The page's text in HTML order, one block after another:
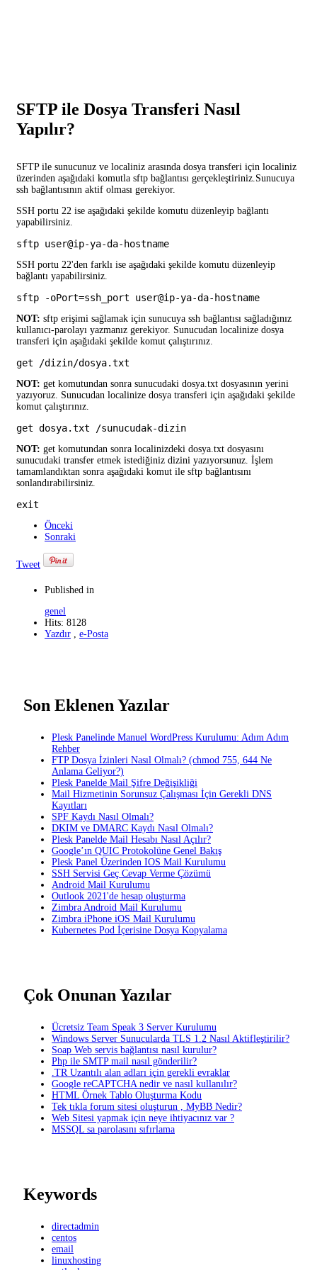
SFTP ile Dosya Transferi Nasıl
Yapılır?
SFTP ile sunucunuz ve localiniz arasında dosya transferi için localiniz
üzerinden aşağıdaki komutla sftp bağlantısı gerçekleştiriniz.Sunucuya
ssh bağlantısının aktif olması gerekiyor.
SSH portu 22 ise aşağıdaki şekilde komutu düzenleyip bağlantı
yapabilirsiniz.
sftp user@ip-ya-da-hostname
SSH portu 22'den farklı ise aşağıdaki şekilde komutu düzenleyip
bağlantı yapabilirsiniz.
sftp -oPort=ssh_port user@ip-ya-da-hostname
NOT: sftp erişimi sağlamak için sunucuya ssh bağlantısı sağladığınız
kullanıcı-parolayı yazmanız gerekiyor. Sunucudan localinize dosya
transferi için aşağıdaki şekilde komut çalıştırınız.
get /dizin/dosya.txt
NOT: get komutundan sonra sunucudaki dosya.txt dosyasının yerini
yazıyoruz. Sunucudan localinize dosya transferi için aşağıdaki şekilde
komut çalıştırınız.
get dosya.txt /sunucudak-dizin
NOT: get komutundan sonra localinizdeki dosya.txt dosyasını
sunucudaki transfer etmek istediğiniz dizini yazıyorsunuz. İşlem
tamamlandıktan sonra aşağıdaki komut ile sftp bağlantısını
sonlandırabilirsiniz.
exit
Önceki
Sonraki
Tweet
Published in
genel
Hits: 8128
Yazdır
e-Posta
Son Eklenen Yazılar
Plesk Panelinde Manuel WordPress Kurulumu: Adım Adım
Rehber
FTP Dosya İzinleri Nasıl Olmalı? (chmod 755, 644 Ne
Anlama Geliyor?)
Plesk Panelde Mail Şifre Değişikliği
Mail Hizmetinin Sorunsuz Çalışması İçin Gerekli DNS
Kayıtları
SPF Kaydı Nasıl Olmalı?
DKIM ve DMARC Kaydı Nasıl Olmalı?
Plesk Panelde Mail Hesabı Nasıl Açılır?
Google’ın QUIC Protokolüne Genel Bakış
Plesk Panel Üzerinden IOS Mail Kurulumu
SSH Servisi Geç Cevap Verme Çözümü
Android Mail Kurulumu
Outlook 2021'de hesap oluşturma
Zimbra Android Mail Kurulumu
Zimbra iPhone iOS Mail Kurulumu
Kubernetes Pod İçerisine Dosya Kopyalama
Çok Onunan Yazılar
Ücretsiz Team Speak 3 Server Kurulumu
Windows Server Sunucularda TLS 1.2 Nasıl Aktifleştirilir?
Soap Web servis bağlantısı nasıl kurulur?
Php ile SMTP mail nasıl gönderilir?
.TR Uzantılı alan adları için gerekli evraklar
Google reCAPTCHA nedir ve nasıl kullanılır?
HTML Örnek Tablo Oluşturma Kodu
Tek tıkla forum sitesi oluşturun , MyBB Nedir?
Web Sitesi yapmak için neye ihtiyacınız var ?
MSSQL sa parolasını sıfırlama
Keywords
directadmin
centos
email
linuxhosting